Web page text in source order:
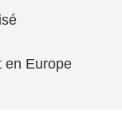
en Europe